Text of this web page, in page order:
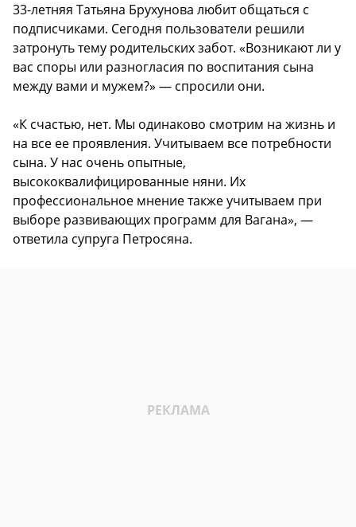
33-летняя Татьяна Брухунова любит общаться с
подписчиками. Сегодня пользователи решили
затронуть тему родительских забот. «Возникают ли у
вас споры или разногласия по воспитания сына
между вами и мужем?» — спросили они.
«К счастью, нет. Мы одинаково смотрим на жизнь и
на все ее проявления. Учитываем все потребности
сына. У нас очень опытные,
высококвалифицированные няни. Их
профессиональное мнение также учитываем при
выборе развивающих программ для Вагана», —
ответила супруга Петросяна.